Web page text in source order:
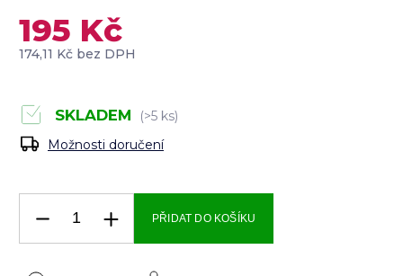
195 Kč
174,11 Kč bez DPH
SKLADEM
(>5 ks)
Možnosti doručení
PŘIDAT DO KOŠÍKU